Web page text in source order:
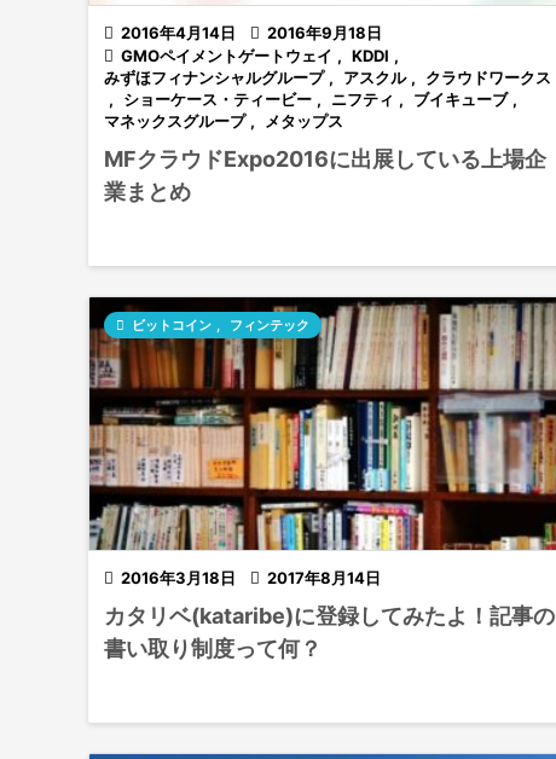
 2016年4月14日  2016年9月18日
 GMOペイメントゲートウェイ , KDDI ,
みずほフィナンシャルグループ , アスクル ,
クラウドワークス
,
ショーケース・ティービー , ニフティ , ブイキューブ ,
マネックスグループ , メタップス
MFクラウドExpo2016に出展している上場企
業まとめ
 2016年3月18日  2017年8月14日
 ビットコイン , フィンテック
カタリベ(kataribe)に登録してみたよ！記事の
書い取り制度って何？